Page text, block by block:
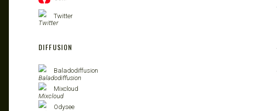
Twitter
DIFFUSION
Baladodiffusion
Mixcloud
Odysee